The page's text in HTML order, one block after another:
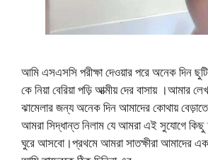
আমি এসএসসি পরীক্ষা দেওয়ার পরে অনেক দিন
কে নিয়া বেরিয়া পড়ি আত্মীয় দের বাসায় ।আমার
ঝামেলার জন্য অনেক দিন আমাদের কোথায় বেড়াতে
আমরা সিদ্ধান্ত নিলাম যে আমরা এই সুযোগে কিছু
ঘুরে আসবো।প্রথমে আমরা সাতক্ষীরা আমাদের এক